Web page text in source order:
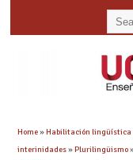
Home»Habilitación lingüística
interinidades»Plurilingüismo